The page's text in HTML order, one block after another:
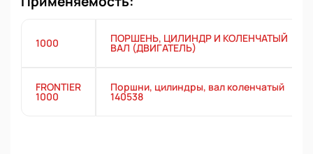
1000 ПОРШЕНЬ, ЦИЛИНДР И КОЛЕНЧАТЫЙ
ВАЛ (ДВИГАТЕЛЬ)
FRONTIER
1000
Поршни, цилиндры, вал коленчатый
140538